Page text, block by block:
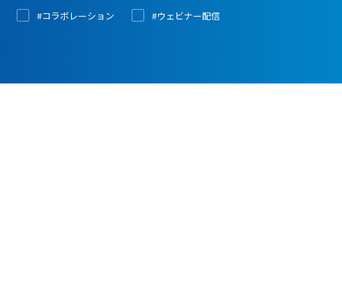
#コラボレーション #ウェビナー配信